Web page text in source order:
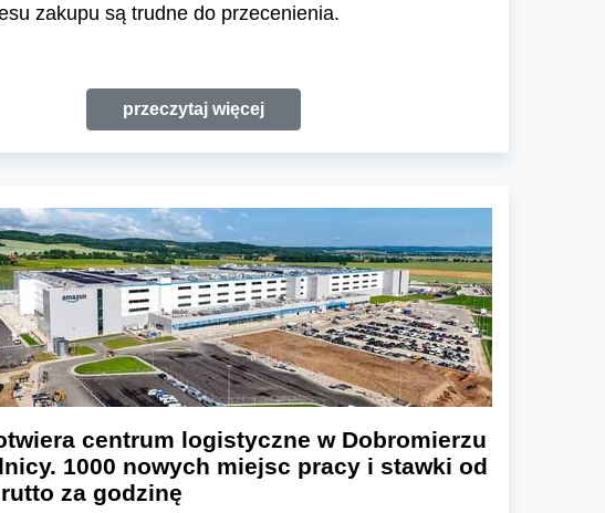
zakupu są trudne do przecenienia.
przeczytaj więcej
centrum logistyczne w Dobromierzu
1000 nowych miejsc pracy i stawki od
za godzinę